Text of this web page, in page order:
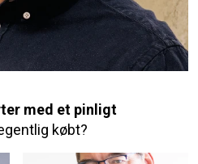
med et pinligt
købt?